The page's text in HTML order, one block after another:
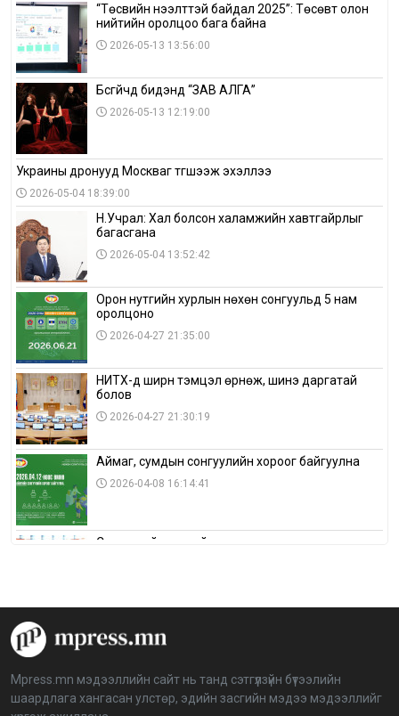
“Төсвийн нээлттэй байдал 2025”: Төсөвт олон
нийтийн оролцоо бага байна
2026-05-13 13:56:00
Бүсгүйчүүд бидэнд “ЗАВ АЛГА”
2026-05-13 12:19:00
Украины дронууд Москваг түгшээж эхэллээ
2026-05-04 18:39:00
Н.Учрал: Хал болсон халамжийн хавтгайрлыг
багасгана
2026-05-04 13:52:42
Орон нутгийн хурлын нөхөн сонгуульд 5 нам
оролцоно
2026-04-27 21:35:00
НИТХ-д ширүүн тэмцэл өрнөж, шинэ даргатай
болов
2026-04-27 21:30:19
Аймаг, сумдын сонгуулийн хороог байгуулна
2026-04-08 16:14:41
Сонгуулийн хуулийн зөрчил, шалгах,
аймагт үргэлжилж байна
BTS-ийн тоглолтыг Netflix дэлхий даяар шууд
Mpress.mn мэдээллийн сайт нь танд сэтгүүлзүйн бүтээлийн
шаардлага хангасан улстөр, эдийн засгийн мэдээ мэдээллийг